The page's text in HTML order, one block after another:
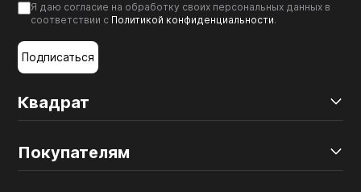
Квадрат
Покупателям
Я даю согласие на обработку своих персональных данных в
соответствии с Политикой конфиденциальности.
Подписаться